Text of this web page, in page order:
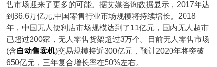
售市场迎来了更多的可能。据艾媒咨询数据显示，2017年达
到36.6万亿元,中国零售行业市场规模将持续增长。2018
年，中国无人便利店市场规模达到了11亿元，国内无人超市
已超过200家，无人零售货架超过3万个。目前无人零售市场
(含自动售卖机)交易规模接近300亿元，预计2020年将突破
650亿元，三年复合增长率在50%左右。